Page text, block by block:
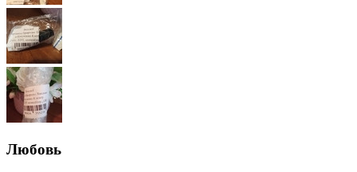
Любовь